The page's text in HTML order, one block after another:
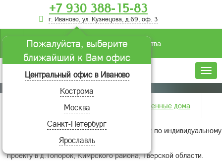
+7 930 388-15-83
г. Иваново, ул. Кузнецова, д.69, оф. 3
Пожалуйста, выберите
ближайший к Вам офис
Центральный офис в Иваново
Кострома
Москва
Санкт-Петербург
Ярославль
Условия строительства
Меню
Фотогалерея Построенные дома
Строительство одноэтажного дома 105м2 по индивидуальному
проекту в д.Топорок, Кимрского района, Тверской области.